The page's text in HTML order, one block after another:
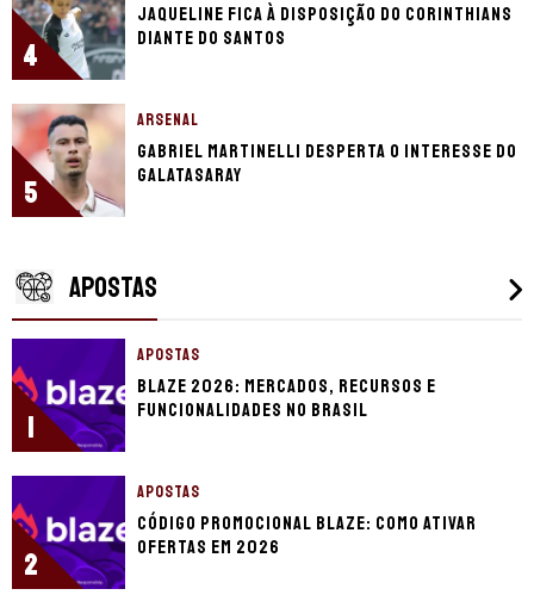
4
Jaqueline fica à disposição do Corinthians
diante do Santos
5
ARSENAL
Gabriel Martinelli desperta o interesse do
Galatasaray
APOSTAS
1
APOSTAS
Blaze 2026: mercados, recursos e
funcionalidades no Brasil
2
APOSTAS
Código promocional Blaze: como ativar
ofertas em 2026